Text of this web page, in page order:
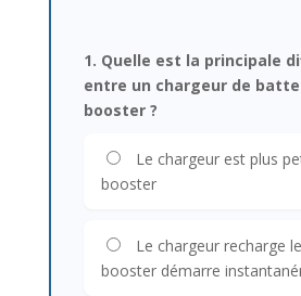
1. Quelle est la principale
entre un chargeur de
booster ?
Le chargeur est plus
booster
Le chargeur recharge
booster démarre